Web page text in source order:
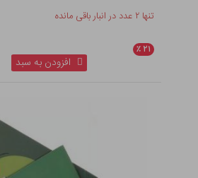
تنها ۲ عدد در انبار باقی مانده
۲۱ ٪
افزودن به سبد